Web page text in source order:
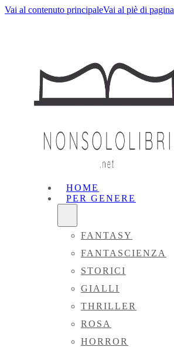
Vai al contenuto principaleVai al piè di pagina
HOME
PER GENERE
FANTASY
FANTASCIENZA
STORICI
GIALLI
THRILLER
ROSA
HORROR